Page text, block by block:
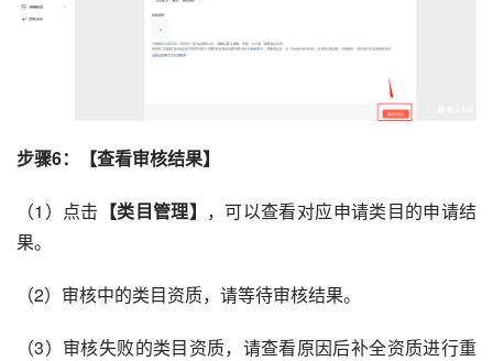
步骤6：【查看审核结果】
（1）点击 【类目管理】 ，可以查看对应申请类目的申请结
果。
（2）审核中的类目资质，请等待审核结果。
（3）审核失败的类目资质，请查看原因后补全资质进行重